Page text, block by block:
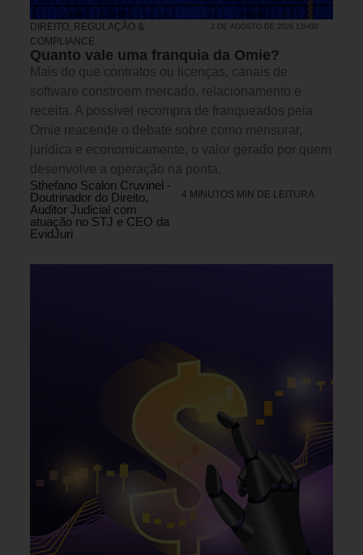
DIREITO, REGULAÇÃO &
COMPLIANCE
2 DE AGOSTO DE 2026 13H00
Quanto vale uma franquia da Omie?
Mais do que contratos ou licenças, canais de
software constroem mercado, relacionamento e
receita. A possível recompra de franqueados pela
Omie reacende o debate sobre como mensurar,
jurídica e economicamente, o valor gerado por quem
desenvolve a operação na ponta.
Sthefano Scalon Cruvinel -
Doutrinador do Direito,
Auditor Judicial com
atuação no STJ e CEO da
EvidJuri
4 MINUTOS MIN DE LEITURA